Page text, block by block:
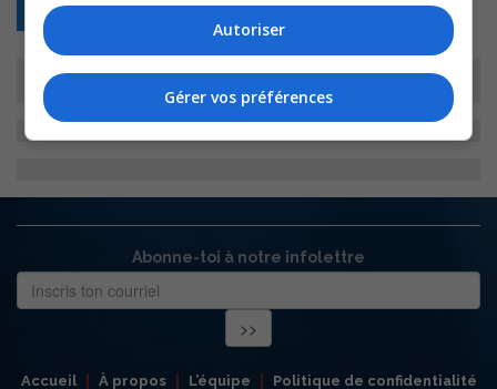
Retour
Abonne-toi à notre infolettre
Accueil À propos L’équipe Politique de confidentialité
Autoriser
Gérer vos préférences